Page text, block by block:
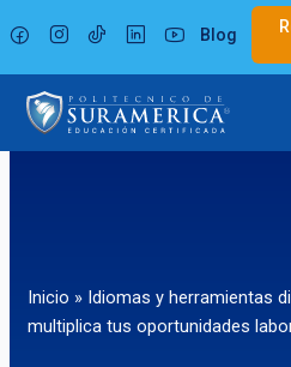
al
contenido
Blog
Inicio » Idiomas y herramientas
multiplica tus oportunidades